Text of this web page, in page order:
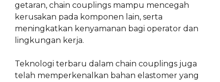
getaran, chain couplings mampu mencegah
kerusakan pada komponen lain, serta
meningkatkan kenyamanan bagi operator dan
lingkungan kerja.
Teknologi terbaru dalam chain couplings juga
telah memperkenalkan bahan elastomer yang